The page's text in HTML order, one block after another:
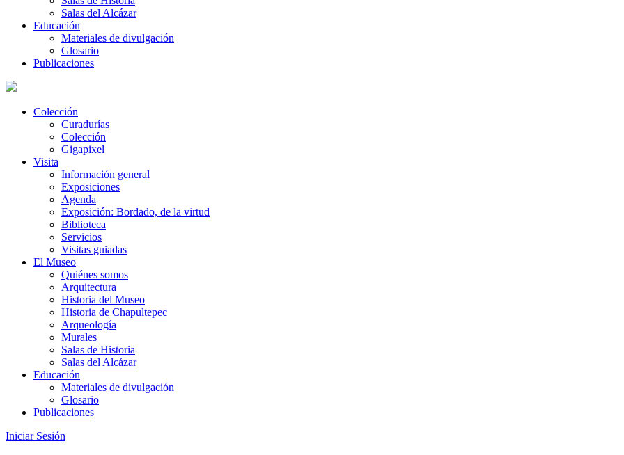
Salas del Alcázar
Educación
Materiales de divulgación
Glosario
Publicaciones
Colección
Curadurías
Colección
Gigapixel
Visita
Información general
Exposiciones
Agenda
Exposición: Bordado, de la virtud
Biblioteca
Servicios
Visitas guiadas
El Museo
Quiénes somos
Arquitectura
Historia del Museo
Historia de Chapultepec
Arqueología
Murales
Salas de Historia
Salas del Alcázar
Educación
Materiales de divulgación
Glosario
Publicaciones
Iniciar Sesión